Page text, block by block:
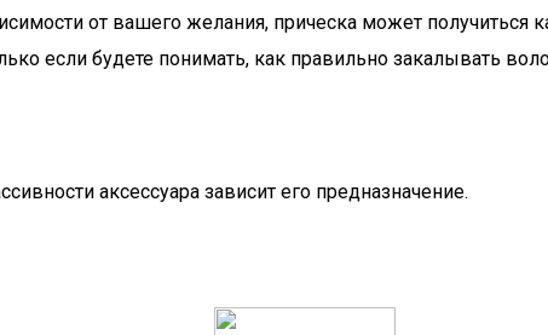
от вашего желания, прическа может получиться
если будете понимать, как правильно закалывать
аксессуара зависит его предназначение.